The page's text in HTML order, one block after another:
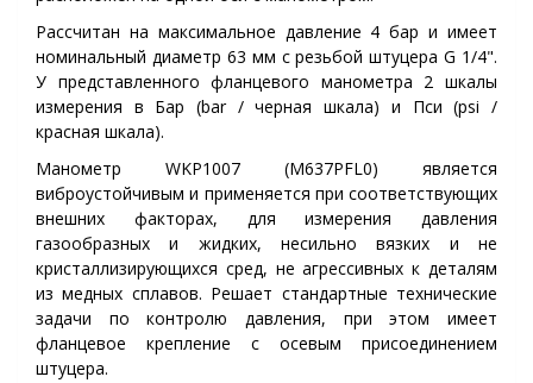
Рассчитан на максимальное давление 4 бар и имеет
номинальный диаметр 63 мм с резьбой штуцера G 1/4".
У представленного фланцевого манометра 2 шкалы
измерения в Бар (bar / черная шкала) и Пси (psi /
красная шкала).
Манометр WKP1007 (M637PFL0) является
виброустойчивым и применяется при соответствующих
внешних факторах, для измерения давления
газообразных и жидких, несильно вязких и не
кристаллизирующихся сред, не агрессивных к деталям
из медных сплавов. Решает стандартные технические
задачи по контролю давления, при этом имеет
фланцевое крепление с осевым присоединением
штуцера.